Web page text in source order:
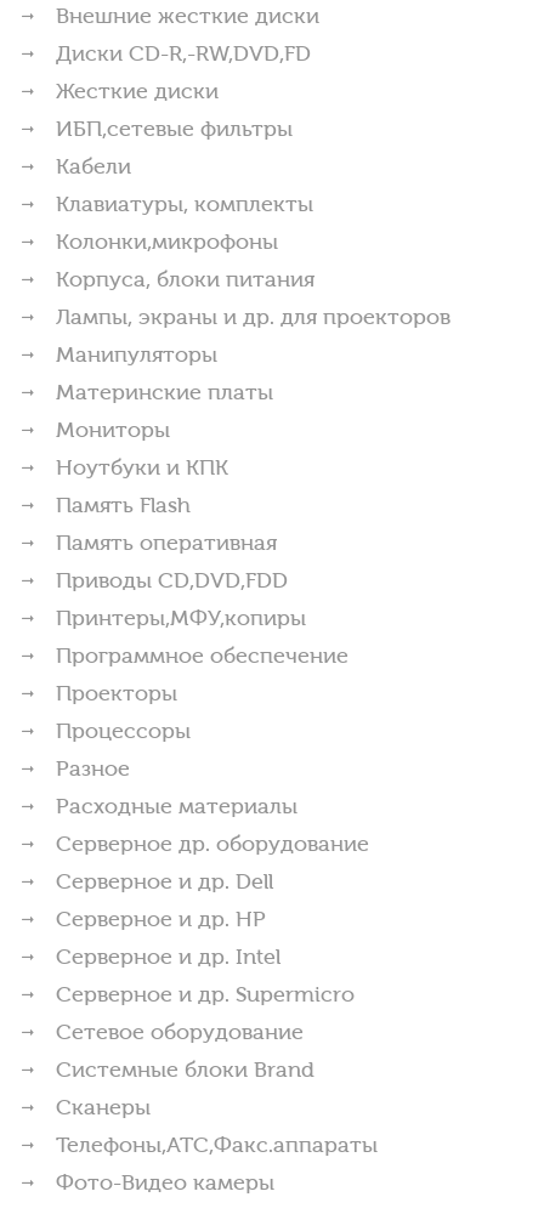
Внешние жесткие диски
Диски CD-R,-RW,DVD,FD
Жесткие диски
ИБП,сетевые фильтры
Кабели
Клавиатуры, комплекты
Колонки,микрофоны
Корпуса, блоки питания
Лампы, экраны и др. для проекторов
Манипуляторы
Материнские платы
Мониторы
Ноутбуки и КПК
Память Flash
Память оперативная
Приводы CD,DVD,FDD
Принтеры,МФУ,копиры
Программное обеспечение
Проекторы
Процессоры
Разное
Расходные материалы
Серверное др. оборудование
Серверное и др. Dell
Серверное и др. HP
Серверное и др. Intel
Серверное и др. Supermicro
Сетевое оборудование
Системные блоки Brand
Сканеры
Телефоны,АТС,Факс.аппараты
Фото-Видео камеры